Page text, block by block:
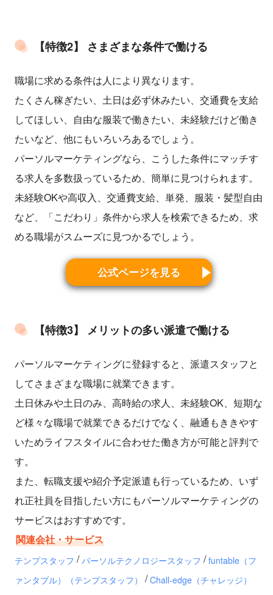
【特徴2】 さまざまな条件で働ける
職場に求める条件は人により異なります。
たくさん稼ぎたい、土日は必ず休みたい、交通費を支給
してほしい、自由な服装で働きたい、未経験だけど働き
たいなど、他にもいろいろあるでしょう。
パーソルマーケティングなら、こうした条件にマッチす
る求人を多数扱っているため、簡単に見つけられます。
未経験OKや高収入、交通費支給、単発、服装・髪型自由
など、「こだわり」条件から求人を検索できるため、求
める職場がスムーズに見つかるでしょう。
公式ページを見る
【特徴3】 メリットの多い派遣で働ける
パーソルマーケティングに登録すると、派遣スタッフと
してさまざまな職場に就業できます。
土日休みや土日のみ、高時給の求人、未経験OK、短期な
ど様々な職場で就業できるだけでなく、融通もききやす
いためライフスタイルに合わせた働き方が可能と評判で
す。
また、転職支援や紹介予定派遣も行っているため、いず
れ正社員を目指したい方にもパーソルマーケティングの
サービスはおすすめです。
関連会社・サービス
テンプスタッフ /パーソルテクノロジースタッフ /funtable（フ
ァンタブル）（テンプスタッフ）
/Chall-edge（チャレッジ）